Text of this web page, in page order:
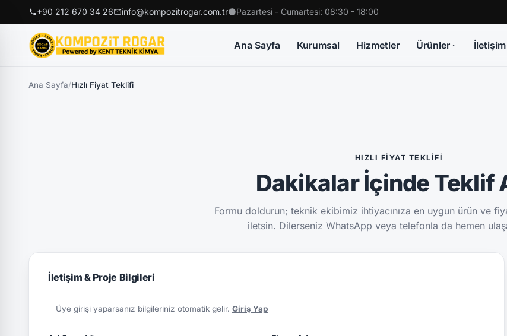
+90 212 670 34 26 info@kompozitrogar.com.tr Pazartesi - Cumartesi: 08:30 - 18:00
Ana Sayfa Kurumsal Hizmetler Ürünler İletişim
Ana Sayfa/Hızlı Fiyat Teklifi
HIZLI FIYAT TEKLIFI
Dakikalar İçinde Teklif
Formu doldurun; teknik ekibimiz ihtiyacınıza en uygun ürün ve
iletsin. Dilerseniz WhatsApp veya telefonla da hemen
İletişim & Proje Bilgileri
Üye girişi yaparsanız bilgileriniz otomatik gelir. Giriş Yap